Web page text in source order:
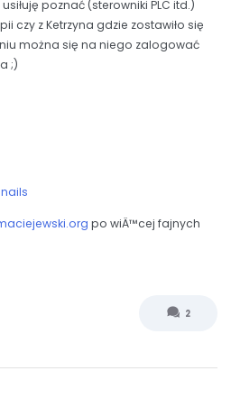
poznać (sterowniki PLC itd.)
czy z Ketrzyna gdzie zostawiło się
można się na niego zalogować
;)
po wiÄ™cej fajnych
2